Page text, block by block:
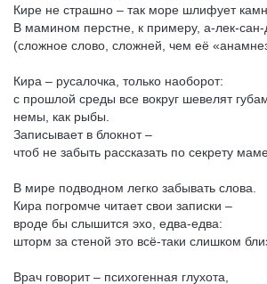
Кире не страшно – так море шлифует
В мамином перстне, к примеру, а-лек-сан-
(сложное слово, сложней, чем её
Кира – русалочка, только наоборот:
с прошлой среды все вокруг шевелят
немы, как рыбы.
Записывает в блокнот –
чтоб не забыть рассказать по секрету
В мире подводном легко забывать слова.
Кира погромче читает свои записки –
вроде бы слышится эхо, едва-едва:
шторм за стеной это всё-таки слишком
Врач говорит – психогенная глухота,